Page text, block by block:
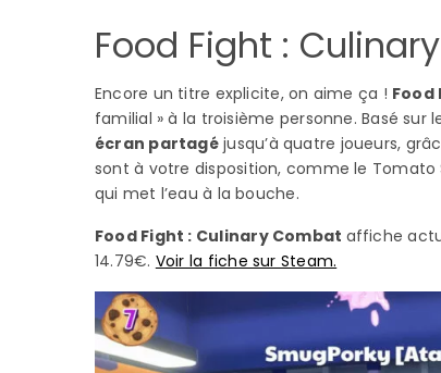
Food Fight :
Encore un titre explicite, on aime ça ! Food
familial » à la troisième personne. Basé sur
écran partagéjusqu’à quatre joueurs,
sont à votre disposition, comme le Tomato
qui met l’eau à la bouche.
Food Fight : Culinary Combat affiche
14.79€. Voir la fiche sur Steam.